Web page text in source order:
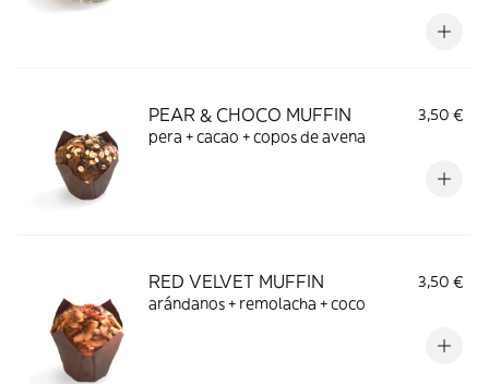
PEAR & CHOCO MUFFIN
3,50 €
pera + cacao + copos de avena
RED VELVET MUFFIN
3,50 €
arándanos + remolacha + coco